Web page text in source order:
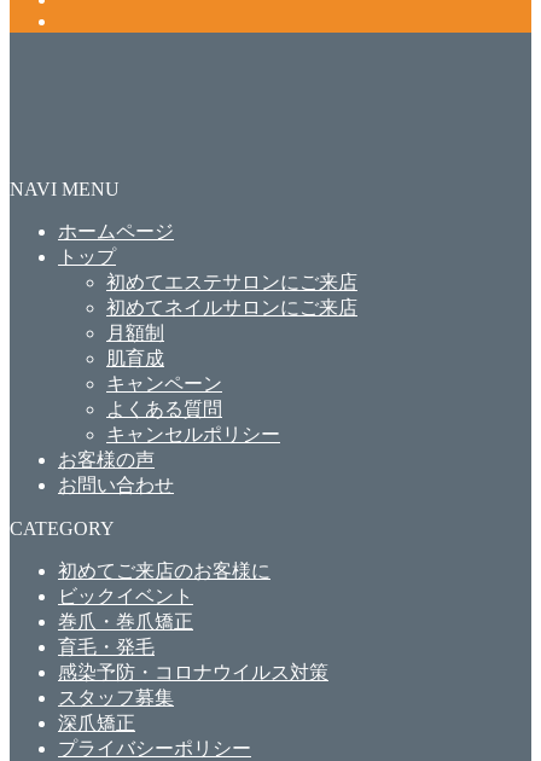
NAVI MENU
ホームページ
トップ
初めてエステサロンにご来店
初めてネイルサロンにご来店
月額制
肌育成
キャンペーン
よくある質問
キャンセルポリシー
お客様の声
お問い合わせ
CATEGORY
初めてご来店のお客様に
ビックイベント
巻爪・巻爪矯正
育毛・発毛
感染予防・コロナウイルス対策
スタッフ募集
深爪矯正
プライバシーポリシー